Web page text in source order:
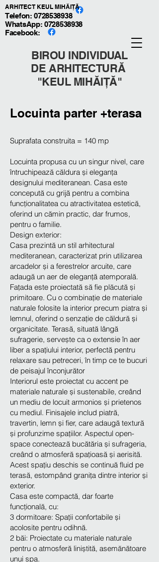
BIROU INDIVIDUAL
DE ARHITECTURĂ
"KEUL MIHĂIȚĂ"
Telefon: 0728538938
WhatsApp: 0728538938
Facebook:
ARHITECT KEUL MIHĂIȚĂ
Locuinta parter +terasa
Suprafata construita = 140 mp
Locuinta propusa cu un singur nivel, care
întruchipează căldura și eleganța
designului mediteranean. Casa este
concepută cu grijă pentru a combina
funcționalitatea cu atractivitatea estetică,
oferind un cămin practic, dar frumos,
pentru o familie.
Design exterior:
Casa prezintă un stil arhitectural
mediteranean, caracterizat prin utilizarea
arcadelor și a ferestrelor arcuite, care
adaugă un aer de eleganță atemporală.
Fațada este proiectată să fie plăcută și
primitoare. Cu o combinație de materiale
naturale folosite la interior precum piatra și
lemnul, oferind o senzație de căldură și
organicitate. Terasă, situată lângă
sufragerie, servește ca o extensie în aer
liber a spațiului interior, perfectă pentru
relaxare sau petreceri, în timp ce te bucuri
de peisajul înconjurător
Interiorul este proiectat cu accent pe
materiale naturale și sustenabile, creând
un mediu de locuit armonios și prietenos
cu mediul. Finisajele includ piatră,
travertin, lemn și fier, care adaugă textură
și profunzime spațiilor. Aspectul open-
space conectează bucătăria și sufrageria,
creând o atmosferă spațioasă și aerisită.
Acest spațiu deschis se continuă fluid pe
terasă, estompând granița dintre interior și
exterior.
Casa este compactă, dar foarte
funcțională, cu:
3 dormitoare: Spații confortabile și
acolosite pentru odihnă.
2 băi: Proiectate cu materiale naturale
pentru o atmosferă liniștită, asemănătoare
unui spa.